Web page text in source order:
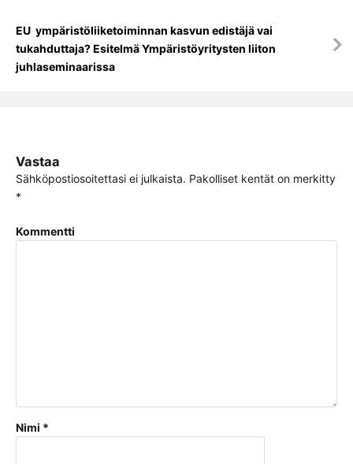
EU  ympäristöliiketoiminnan kasvun edistäjä vai
tukahduttaja? Esitelmä Ympäristöyritysten liiton
juhlaseminaarissa
Vastaa
Sähköpostiosoitettasi ei julkaista. Pakolliset kentät on merkitty
*
Kommentti
Nimi *